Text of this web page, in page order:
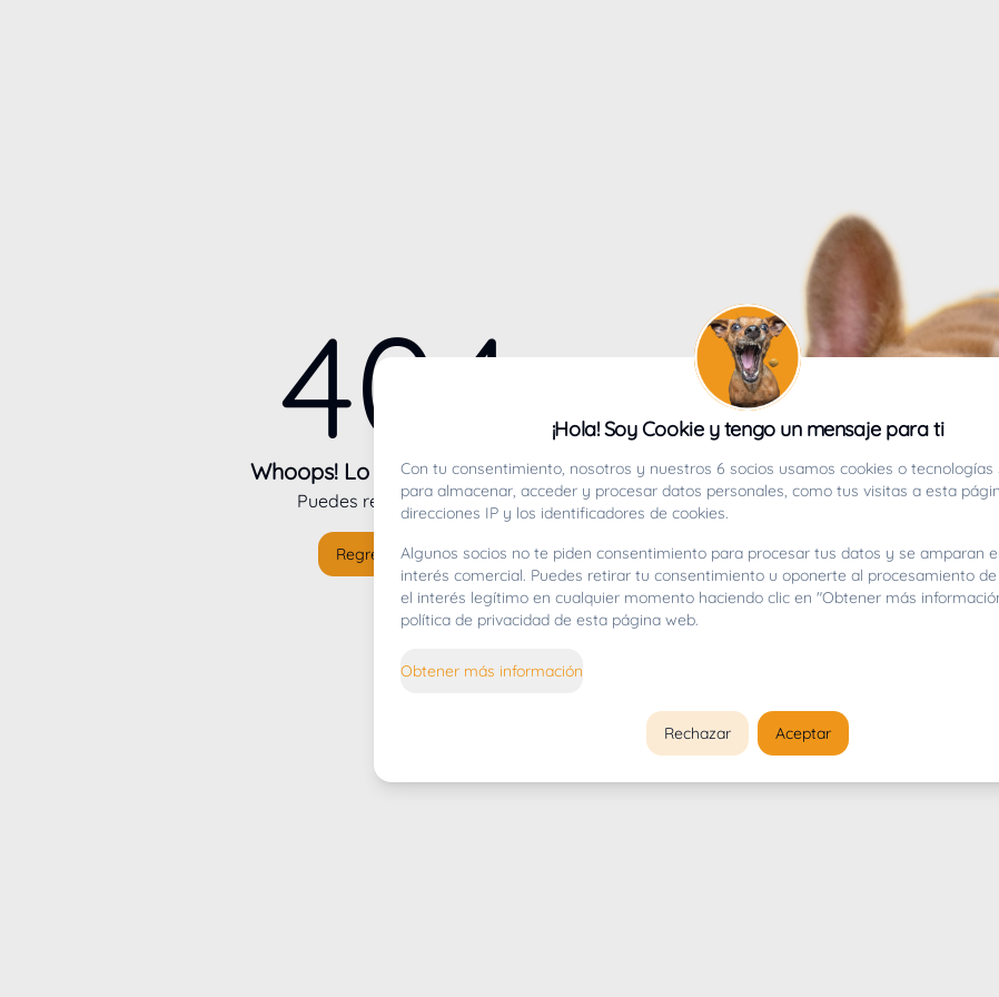
404
Whoops! Lo sentimos mucho.
Puedes regresar alinicio
Regresar al inicio
¡Hola! Soy Cookie y tengo un mensaje para ti
Con tu consentimiento, nosotros y nuestros 6 socios usamos cookies o tecnologías
para almacenar, acceder y procesar datos personales, como tus visitas a esta
direcciones IP y los identificadores de cookies.
Algunos socios no te piden consentimiento para procesar tus datos y se amparan
interés comercial. Puedes retirar tu consentimiento u oponerte al procesamiento
el interés legítimo en cualquier momento haciendo clic en "Obtener más
política de privacidad de esta página web.
Obtener más información
Rechazar Aceptar